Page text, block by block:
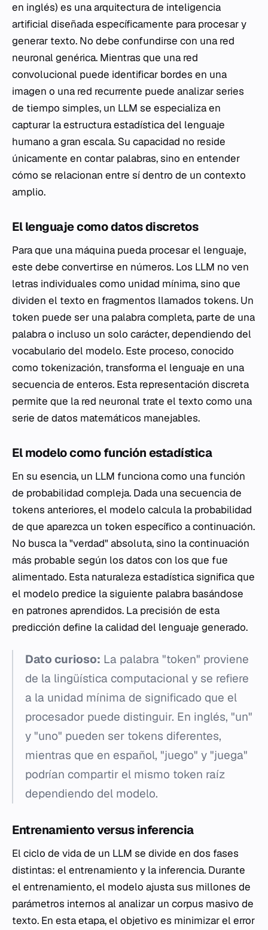
en inglés) es una arquitectura de inteligencia
artificial diseñada específicamente para procesar y
generar texto. No debe confundirse con una red
neuronal genérica. Mientras que una red
convolucional puede identificar bordes en una
imagen o una red recurrente puede analizar series
de tiempo simples, un LLM se especializa en
capturar la estructura estadística del lenguaje
humano a gran escala. Su capacidad no reside
únicamente en contar palabras, sino en entender
cómo se relacionan entre sí dentro de un contexto
amplio.
El lenguaje como datos discretos
Para que una máquina pueda procesar el lenguaje,
este debe convertirse en números. Los LLM no ven
letras individuales como unidad mínima, sino que
dividen el texto en fragmentos llamados tokens. Un
token puede ser una palabra completa, parte de una
palabra o incluso un solo carácter, dependiendo del
vocabulario del modelo. Este proceso, conocido
como tokenización, transforma el lenguaje en una
secuencia de enteros. Esta representación discreta
permite que la red neuronal trate el texto como una
serie de datos matemáticos manejables.
El modelo como función estadística
En su esencia, un LLM funciona como una función
de probabilidad compleja. Dada una secuencia de
tokens anteriores, el modelo calcula la probabilidad
de que aparezca un token específico a continuación.
No busca la "verdad" absoluta, sino la continuación
más probable según los datos con los que fue
alimentado. Esta naturaleza estadística significa que
el modelo predice la siguiente palabra basándose
en patrones aprendidos. La precisión de esta
predicción define la calidad del lenguaje generado.
Dato curioso: La palabra "token" proviene
de la lingüística computacional y se refiere
a la unidad mínima de significado que el
procesador puede distinguir. En inglés, "un"
y "uno" pueden ser tokens diferentes,
mientras que en español, "juego" y "juega"
podrían compartir el mismo token raíz
dependiendo del modelo.
Entrenamiento versus inferencia
El ciclo de vida de un LLM se divide en dos fases
distintas: el entrenamiento y la inferencia. Durante
el entrenamiento, el modelo ajusta sus millones de
parámetros internos al analizar un corpus masivo de
texto. En esta etapa, el objetivo es minimizar el error